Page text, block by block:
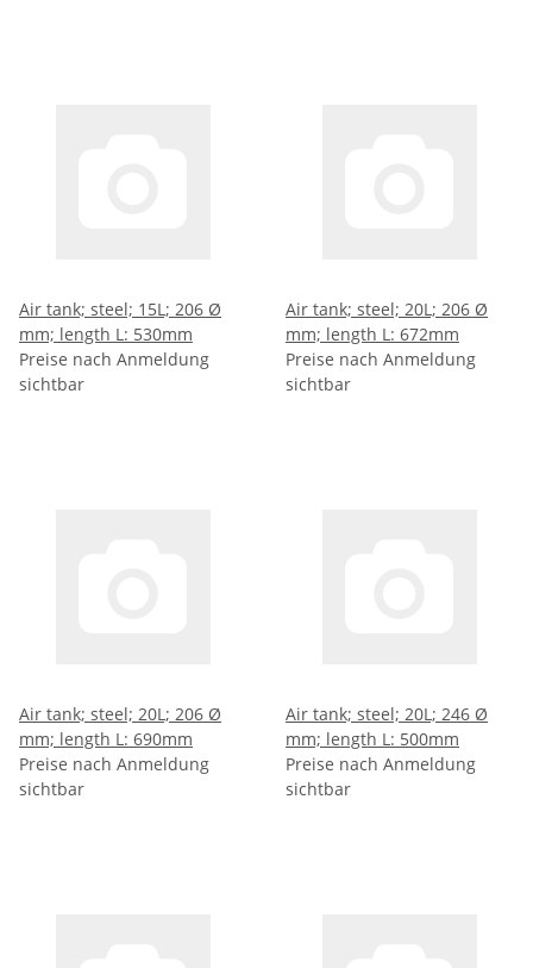
Air tank; steel; 15L; 206 Ø
mm; length L: 530mm
Preise nach Anmeldung
sichtbar
Air tank; steel; 20L; 206 Ø
mm; length L: 672mm
Preise nach Anmeldung
sichtbar
Air tank; steel; 20L; 206 Ø
mm; length L: 690mm
Preise nach Anmeldung
sichtbar
Air tank; steel; 20L; 246 Ø
mm; length L: 500mm
Preise nach Anmeldung
sichtbar